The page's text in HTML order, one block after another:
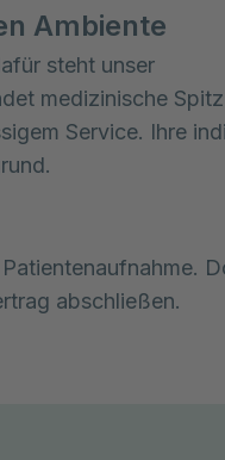
Ambiente
steht unser
medizinische
Service. Ihre
abschließen.